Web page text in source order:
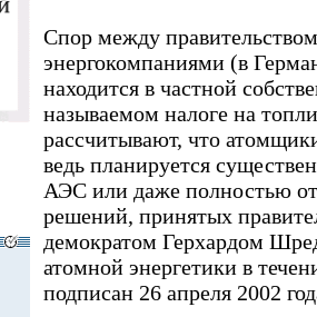
Спор между
энергокомпаниями (в
находится в частной
называемом налоге на
рассчитывают, что
ведь планируется
АЭС или даже полностью
решений, принятых
демократом Герхардом
атомной энергетики в
подписан 26 апреля 2002